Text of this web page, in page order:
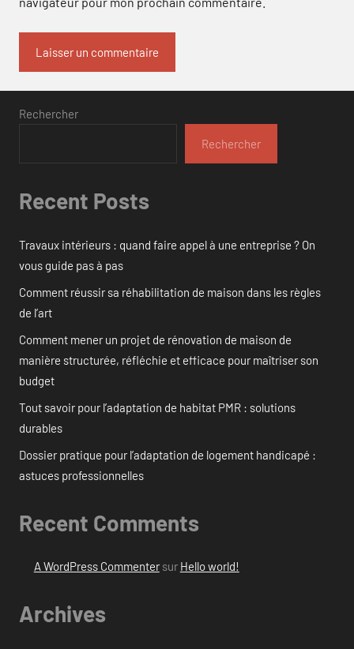
Rechercher
Rechercher
Recent Posts
Travaux intérieurs : quand faire appel à une entreprise ? On
vous guide pas à pas
Comment réussir sa réhabilitation de maison dans les règles
de l’art
Comment mener un projet de rénovation de maison de
manière structurée, réfléchie et efficace pour maîtriser son
budget
Tout savoir pour l’adaptation de habitat PMR : solutions
durables
Dossier pratique pour l’adaptation de logement handicapé :
astuces professionnelles
Recent Comments
A WordPress Commentersur Hello world!
Archives